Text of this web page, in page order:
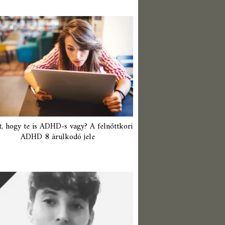
hogy te is ADHD-s vagy? A felnőttkori
ADHD 8 árulkodó jele